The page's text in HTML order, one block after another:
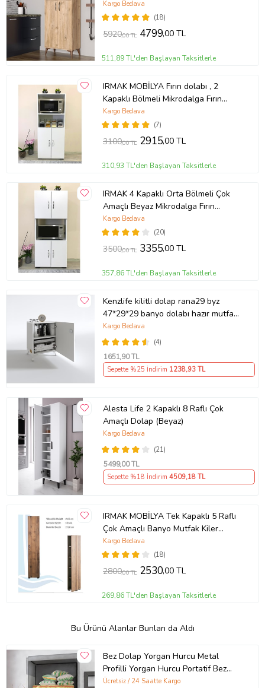
(18)
Kargo Bedava
5920,00 TL 4799,00 TL
511,89 TL'den Başlayan Taksitlerle
IRMAK MOBİLYA Fırın dolabı , 2
Kapaklı Bölmeli Mikrodalga Fırın
Dolabı , Çok Amaçlı Mini Fırın Mutfak
Dolabı , çok amaçlı dolap
(7)
Kargo Bedava
3100,00 TL 2915,00 TL
310,93 TL'den Başlayan Taksitlerle
IRMAK 4 Kapaklı Orta Bölmeli Çok
Amaçlı Beyaz Mikrodalga Fırın
Dolabı, Mini Fırın Mutfak Dolabı
(20)
Kargo Bedava
3500,00 TL 3355,00 TL
357,86 TL'den Başlayan Taksitlerle
Kenzlife kilitli dolap rana29 byz
47*29*29 banyo dolabı hazır mutfak
ofis kiler kitaplık evrak ayaklı
(Karışık)
(4)
Kargo Bedava
1651,90 TL
Sepette %25 İndirim 1238,93 TL
Alesta Life 2 Kapaklı 8 Raflı Çok
Amaçlı Dolap (Beyaz)
(21)
Kargo Bedava
5499,00 TL
Sepette %18 İndirim 4509,18 TL
IRMAK MOBİLYA Tek Kapaklı 5 Raflı
Çok Amaçlı Banyo Mutfak Kiler
Dolabı Beyaz Erzak Dolabı (Ahşap)
(18)
Kargo Bedava
2800,00 TL 2530,00 TL
269,86 TL'den Başlayan Taksitlerle
Bu Ürünü Alanlar Bunları da Aldı
Bez Dolap Yorgan Hurcu Metal
Profilli Yorgan Hurcu Portatif Bez
Dolap Çelik Profilli Gri Renk (Gri)
Ücretsiz / 24 Saatte Kargo